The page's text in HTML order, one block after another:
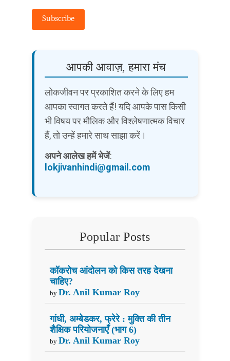
Subscribe
आपकी आवाज़, हमारा मंच
लोकजीवन पर प्रकाशित करने के लिए हम
आपका स्वागत करते हैं! यदि आपके पास किसी
भी विषय पर मौलिक और विश्लेषणात्मक विचार
हैं, तो उन्हें हमारे साथ साझा करें।
अपने आलेख हमें भेजें:
lokjivanhindi@gmail.com
Popular Posts
कॉकरोच आंदोलन को किस तरह देखना
चाहिए?
by Dr. Anil Kumar Roy
गांधी, अम्बेडकर, फ्रेरे : मुक्ति की तीन
शैक्षिक परियोजनाएँ (भाग 6)
by Dr. Anil Kumar Roy